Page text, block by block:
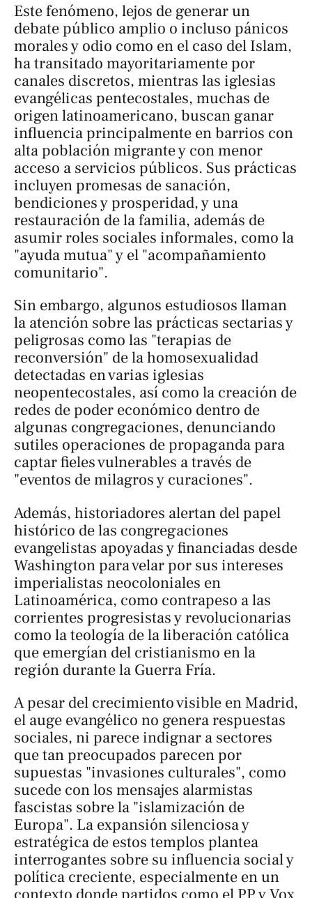
Este fenómeno, lejos de generar un
debate público amplio o incluso pánicos
morales y odio como en el caso del Islam,
ha transitado mayoritariamente por
canales discretos, mientras las iglesias
evangélicas pentecostales, muchas de
origen latinoamericano, buscan ganar
influencia principalmente en barrios con
alta población migrante y con menor
acceso a servicios públicos. Sus prácticas
incluyen promesas de sanación,
bendiciones y prosperidad, y una
restauración de la familia, además de
asumir roles sociales informales, como la
"ayuda mutua" y el "acompañamiento
comunitario".
Sin embargo, algunos estudiosos llaman
la atención sobre las prácticas sectarias y
peligrosas como las "terapias de
reconversión" de la homosexualidad
detectadas en varias iglesias
neopentecostales, así como la creación de
redes de poder económico dentro de
algunas congregaciones, denunciando
sutiles operaciones de propaganda para
captar fieles vulnerables a través de
"eventos de milagros y curaciones".
Además, historiadores alertan del papel
histórico de las congregaciones
evangelistas apoyadas y financiadas desde
Washington para velar por sus intereses
imperialistas neocoloniales en
Latinoamérica, como contrapeso a las
corrientes progresistas y revolucionarias
como la teología de la liberación católica
que emergían del cristianismo en la
región durante la Guerra Fría.
A pesar del crecimiento visible en Madrid,
el auge evangélico no genera respuestas
sociales, ni parece indignar a sectores
que tan preocupados parecen por
supuestas "invasiones culturales", como
sucede con los mensajes alarmistas
fascistas sobre la "islamización de
Europa". La expansión silenciosa y
estratégica de estos templos plantea
interrogantes sobre su influencia social y
política creciente, especialmente en un